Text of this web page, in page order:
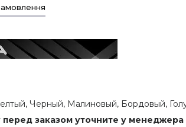
Черный, Малиновый, Бордовый,
заказом уточните у